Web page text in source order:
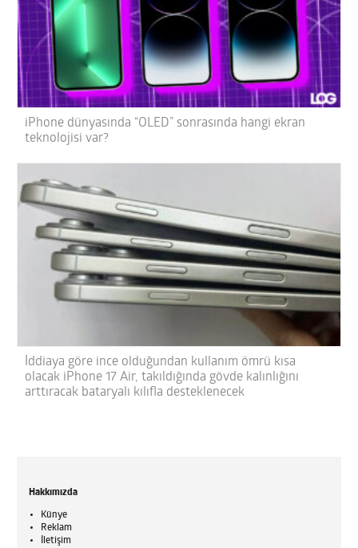
iPhone dünyasında “OLED” sonrasında hangi ekran
teknolojisi var?
İddiaya göre ince olduğundan kullanım ömrü kısa
olacak iPhone 17 Air, takıldığında gövde kalınlığını
arttıracak bataryalı kılıfla desteklenecek
Hakkımızda
Künye
Reklam
İletişim